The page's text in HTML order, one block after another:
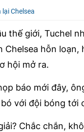
Chelsea
thế giới, Tuchel
Chelsea hỗn
hội mở ra.
báo mới đây,
với đội bóng tới
Chắc chắn,